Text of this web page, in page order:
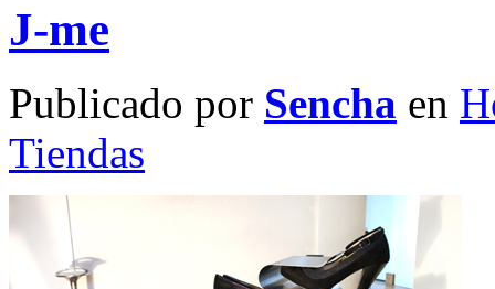
J-me
Publicado por Sencha en
Tiendas